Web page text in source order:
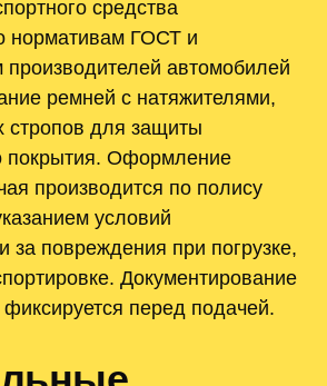
средства
нормативам ГОСТ и
автомобилей
ремней с натяжителями,
стропов для защиты
покрытия. Оформление
производится по полису
условий
за повреждения при погрузке,
Документирование
фиксируется перед подачей.